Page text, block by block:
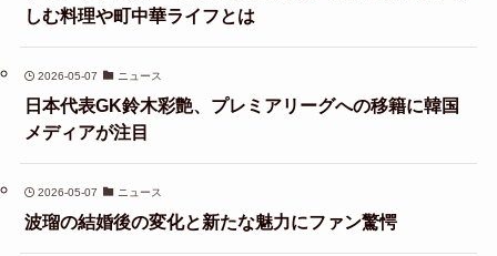
しむ料理や町中華ライフとは
2026-05-07 ニュース
日本代表GK鈴木彩艶、プレミアリーグへの移籍に韓国
メディアが注目
2026-05-07 ニュース
波瑠の結婚後の変化と新たな魅力にファン驚愕